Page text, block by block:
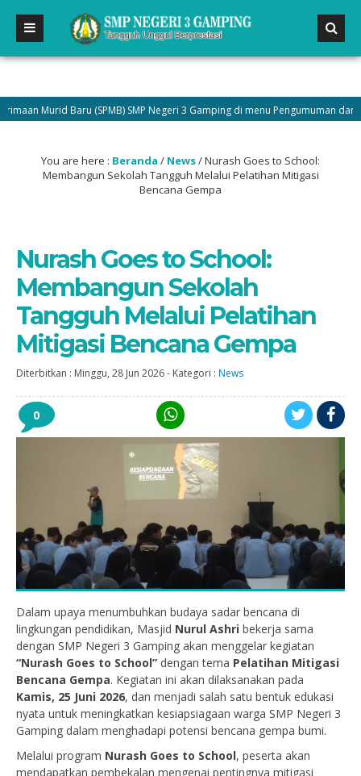
Murid Baru (SPMB) SMP Negeri 3 Gamping di menu Pengumuman dan
You are here : Beranda / News/Nurash Goes to School:
Membangun Sekolah Tangguh Melalui Pelatihan Mitigasi
Bencana Gempa
Nurash Goes to School:
Membangun Sekolah
Tangguh Melalui Pelatihan
Mitigasi Bencana Gempa
Diterbitkan : Minggu, 28 Jun 2026- Kategori : News
0
Dalam upaya menumbuhkan budaya sadar bencana di
lingkungan pendidikan, Masjid Nurul Ashri bekerja sama
dengan SMP Negeri 3 Gamping akan menggelar kegiatan
“Nurash Goes to School” dengan tema Pelatihan Mitigasi
Bencana Gempa. Kegiatan ini akan dilaksanakan pada
Kamis, 25 Juni 2026, dan menjadi salah satu bentuk edukasi
nyata untuk meningkatkan kesiapsiagaan warga SMP Negeri 3
Gamping dalam menghadapi potensi bencana gempa bumi.
Melalui program Nurash Goes to School, peserta akan
mendapatkan pembekalan mengenai pentingnya mitigasi